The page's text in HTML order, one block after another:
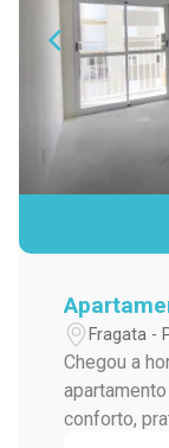
Fragata -
Chegou a
conforto,